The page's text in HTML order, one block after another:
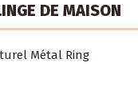
DE MAISON
Métal Ring